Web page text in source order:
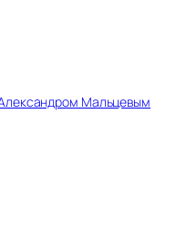
Мальцевым